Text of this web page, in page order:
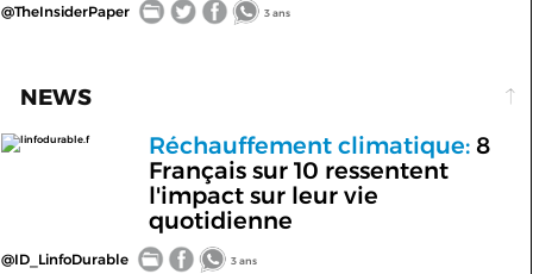
@TheInsiderPaper 3 ans
NEWS
linfodurable.f Réchauffement climatique:8
Français sur 10 ressentent
l'impact sur leur vie
quotidienne
@ID_LinfoDurable 3 ans